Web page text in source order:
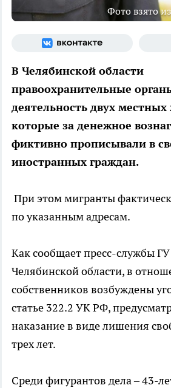
Фото взято
В Челябинской области
правоохранительные
деятельность двух
которые за денежное
фиктивно прописывали в
иностранных граждан.
При этом мигранты
по указанным адресам.
Как сообщает пресс-службы
Челябинской области, в
собственников возбуждены
статье 322.2 УК РФ,
наказание в виде лишения
трех лет.
Среди фигурантов дела – 43-